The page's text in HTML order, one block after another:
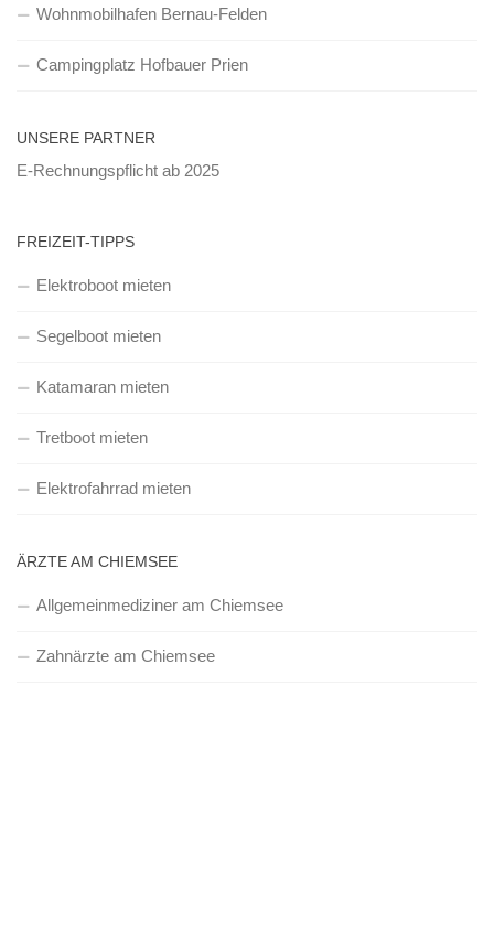
Wohnmobilhafen Bernau-Felden
Campingplatz Hofbauer Prien
UNSERE PARTNER
E-Rechnungspflicht ab 2025
FREIZEIT-TIPPS
Elektroboot mieten
Segelboot mieten
Katamaran mieten
Tretboot mieten
Elektrofahrrad mieten
ÄRZTE AM CHIEMSEE
Allgemeinmediziner am Chiemsee
Zahnärzte am Chiemsee